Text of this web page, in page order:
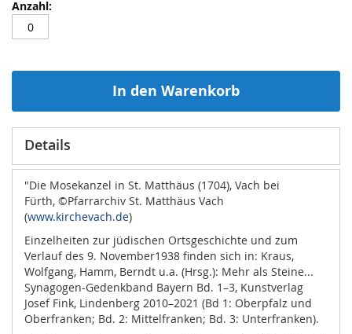
In den Warenkorb
Details
"Die Mosekanzel in St. Matthäus (1704), Vach bei
Fürth, ©Pfarrarchiv St. Matthäus Vach
(www.kirchevach.de)
Einzelheiten zur jüdischen Ortsgeschichte und zum
Verlauf des 9. November1938 finden sich in: Kraus,
Wolfgang, Hamm, Berndt u.a. (Hrsg.): Mehr als Steine...
Synagogen-Gedenkband Bayern Bd. 1–3, Kunstverlag
Josef Fink, Lindenberg 2010–2021 (Bd 1: Oberpfalz und
Oberfranken; Bd. 2: Mittelfranken; Bd. 3: Unterfranken).